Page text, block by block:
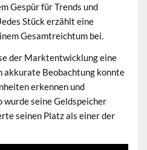
Gespür für Trends und
Stück erzählt eine
Gesamtreichtum bei.
der Marktentwicklung eine
akkurate Beobachtung konnte
erkennen und
wurde seine Geldspeicher
seinen Platz als einer der